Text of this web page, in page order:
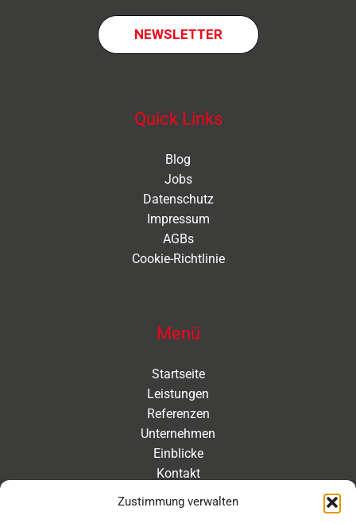
Zustimmung verwalten
NEWSLETTER
Quick Links
Blog
Jobs
Datenschutz
Impressum
AGBs
Cookie-Richtlinie
Menü
Startseite
Leistungen
Referenzen
Unternehmen
Einblicke
Kontakt